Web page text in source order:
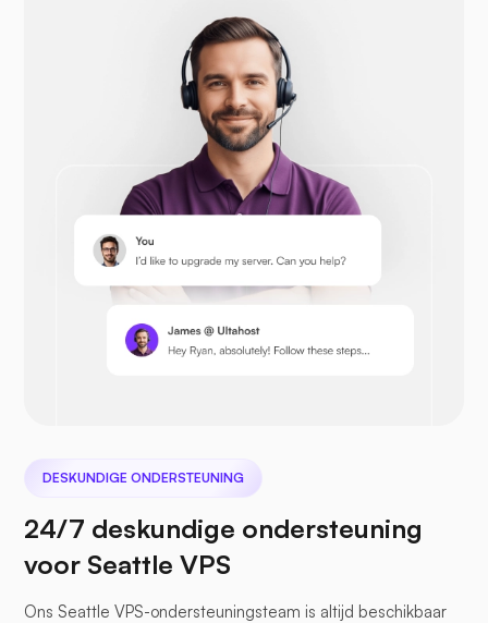
Opencart
Prestashop
Zeebestand
DESKUNDIGE ONDERSTEUNING
24/7 deskundige ondersteuning
voor Seattle VPS
Ons Seattle VPS-ondersteuningsteam is altijd beschikbaar